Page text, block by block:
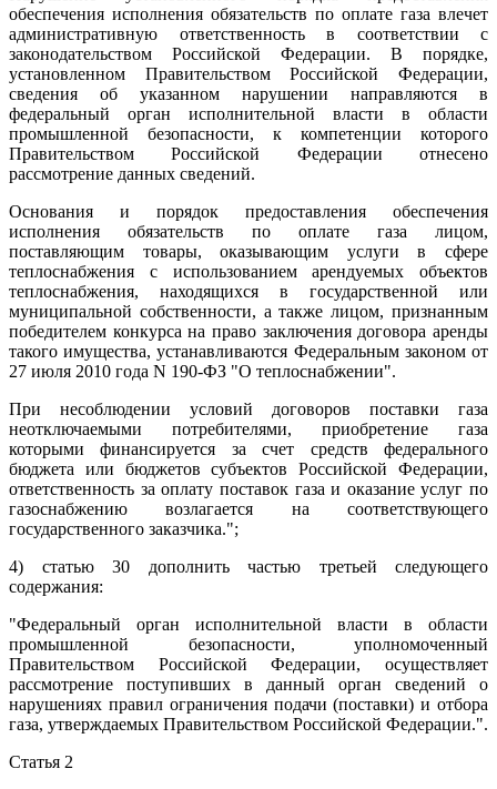
обеспечения исполнения обязательств по оплате газа влечет
административную ответственность в соответствии с
законодательством Российской Федерации. В порядке,
установленном Правительством Российской Федерации,
сведения об указанном нарушении направляются в
федеральный орган исполнительной власти в области
промышленной безопасности, к компетенции которого
Правительством Российской Федерации отнесено
рассмотрение данных сведений.
Основания и порядок предоставления обеспечения
исполнения обязательств по оплате газа лицом,
поставляющим товары, оказывающим услуги в сфере
теплоснабжения с использованием арендуемых объектов
теплоснабжения, находящихся в государственной или
муниципальной собственности, а также лицом, признанным
победителем конкурса на право заключения договора аренды
такого имущества, устанавливаются Федеральным законом от
27 июля 2010 года N 190-ФЗ "О теплоснабжении".
При несоблюдении условий договоров поставки газа
неотключаемыми потребителями, приобретение газа
которыми финансируется за счет средств федерального
бюджета или бюджетов субъектов Российской Федерации,
ответственность за оплату поставок газа и оказание услуг по
газоснабжению возлагается на соответствующего
государственного заказчика.";
4) статью 30 дополнить частью третьей следующего
содержания:
"Федеральный орган исполнительной власти в области
промышленной безопасности, уполномоченный
Правительством Российской Федерации, осуществляет
рассмотрение поступивших в данный орган сведений о
нарушениях правил ограничения подачи (поставки) и отбора
газа, утверждаемых Правительством Российской Федерации.".
Статья 2